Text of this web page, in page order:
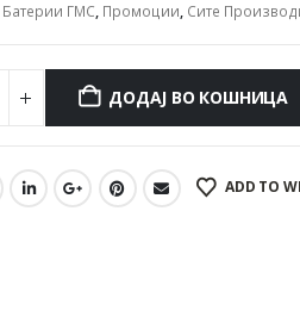
Батерии ГМС, Промоции, Сите
ДОДАЈ ВО КОШНИЦА
ADD TO